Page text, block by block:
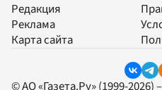
Редакция
Реклама
Карта сайта
© АО «Газета.Ру» (1999-2026)